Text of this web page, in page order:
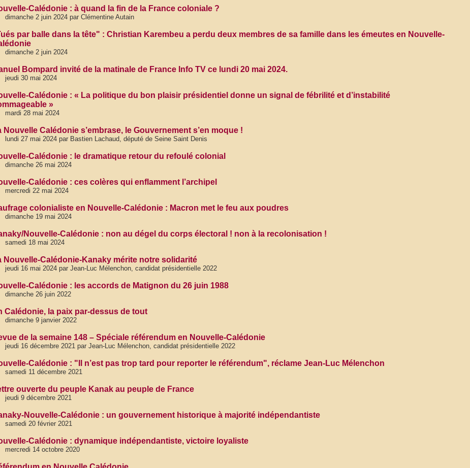
Calédonie : à quand la fin de la France coloniale ?
dimanche 2 juin 2024 par Clémentine Autain
par balle dans la tête" : Christian Karembeu a perdu deux membres de sa famille dans les émeutes en Nouvelle-
dimanche 2 juin 2024
Bompard invité de la matinale de France Info TV ce lundi 20 mai 2024.
jeudi 30 mai 2024
Calédonie : « La politique du bon plaisir présidentiel donne un signal de fébrilité et d’instabilité
»
mardi 28 mai 2024
Nouvelle Calédonie s’embrase, le Gouvernement s’en moque !
lundi 27 mai 2024 par Bastien Lachaud, député de Seine Saint Denis
Calédonie : le dramatique retour du refoulé colonial
dimanche 26 mai 2024
Calédonie : ces colères qui enflamment l’archipel
mercredi 22 mai 2024
colonialiste en Nouvelle-Calédonie : Macron met le feu aux poudres
dimanche 19 mai 2024
Nouvelle-Calédonie : non au dégel du corps électoral ! non à la recolonisation !
samedi 18 mai 2024
Nouvelle-Calédonie-Kanaky mérite notre solidarité
jeudi 16 mai 2024 par Jean-Luc Mélenchon, candidat présidentielle 2022
Calédonie : les accords de Matignon du 26 juin 1988
dimanche 26 juin 2022
Calédonie, la paix par-dessus de tout
dimanche 9 janvier 2022
de la semaine 148 – Spéciale référendum en Nouvelle-Calédonie
jeudi 16 décembre 2021 par Jean-Luc Mélenchon, candidat présidentielle 2022
Calédonie : "Il n’est pas trop tard pour reporter le référendum", réclame Jean-Luc Mélenchon
samedi 11 décembre 2021
ouverte du peuple Kanak au peuple de France
jeudi 9 décembre 2021
Nouvelle-Calédonie : un gouvernement historique à majorité indépendantiste
samedi 20 février 2021
Calédonie : dynamique indépendantiste, victoire loyaliste
mercredi 14 octobre 2020